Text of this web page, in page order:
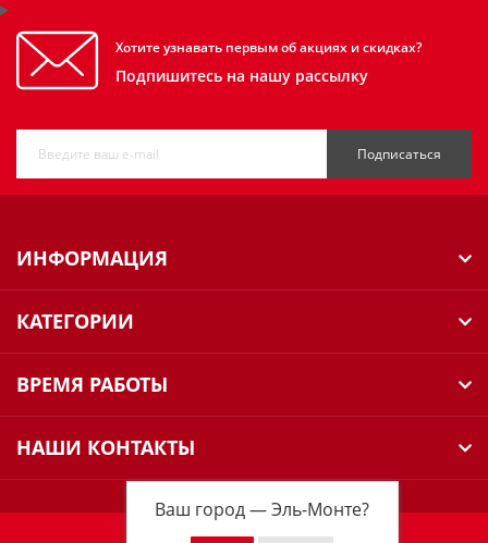
Ваш город —Эль-Монте?
Хотите узнавать первым об акциях и скидках?
Подпишитесь на нашу рассылку
Подписаться
ИНФОРМАЦИЯ
КАТЕГОРИИ
ВРЕМЯ РАБОТЫ
НАШИ КОНТАКТЫ